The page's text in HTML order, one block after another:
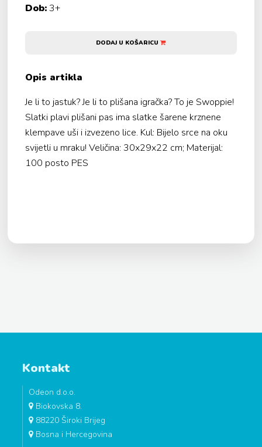
Dob:3+
DODAJ U KOŠARICU
Opis artikla
Je li to jastuk? Je li to plišana igračka? To je Swoppie!
Slatki plavi plišani pas ima slatke šarene krznene
klempave uši i izvezeno lice. Kul: Bijelo srce na oku
svijetli u mraku! Veličina: 30x29x22 cm; Materijal:
100 posto PES
Kontakt
Odeon d.o.o.
Biokovska 8.
88220 Široki Brijeg
Bosna i Hercegovina